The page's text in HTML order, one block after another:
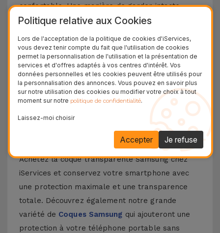
confortable. Une manière de garder intacte
l’esthétique de l’équipement. Parce qu'il est
parfaitement au design du Smartphone. Tout
pour garantir une protection prolongée sans
ajouter de volume inutile. Nous vous rappelons
que le matériau TPU est reconnu pour sa
durabilité, mais également pour sa capacité à
absorber tout type d'impact.
Où acheter des coques Samsung ?
Achetez la coque transparente Samsung chez
iServices et conservez votre smartphone avec
une protection maximale et une transparence
totale. Découvrez également notre grande
variété de Coques Samsung qui ajouteront une
protection à votre téléphone portable sans
Politique relative aux Cookies
Lors de l'acceptation de la politique de cookies d'iServices,
vous devez tenir compte du fait que l'utilisation de cookies
permet la personnalisation de l'utilisation et la présentation de
services et d'offres adaptés à vos centres d'intérêt. Vos
données personnelles et les cookies peuvent être utilisés pour
la personnalisation des annonces. Vous pouvez en savoir plus
sur notre utilisation des cookies ou modifier votre choix à tout
moment sur notre politique de confidentialité.
Laissez-moi choisir
Je refuse
Accepter